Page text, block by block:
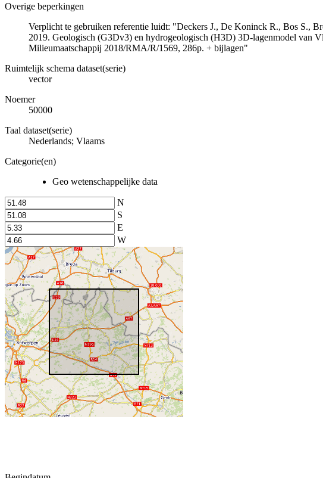
Overige beperkingen
Verplicht te gebruiken referentie luidt: "Deckers J., De Koninck R., Bos S.,
2019. Geologisch (G3Dv3) en hydrogeologisch (H3D) 3D-lagenmodel van
Milieumaatschappij 2018/RMA/R/1569, 286p. + bijlagen"
Ruimtelijk schema dataset(serie)
vector
Noemer
50000
Taal dataset(serie)
Nederlands; Vlaams
Categorie(en)
Geo wetenschappelijke data
N
S
E
W